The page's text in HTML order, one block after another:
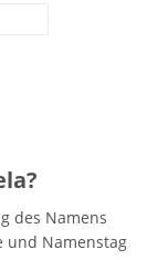
des Namens
und Namenstag